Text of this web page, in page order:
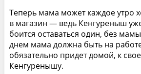
Теперь мама может каждое утро
в магазин — ведь Кенгуреныш
боится оставаться один, без
днем мама должна быть на
обязательно придет домой, к
Кенгуренышу.